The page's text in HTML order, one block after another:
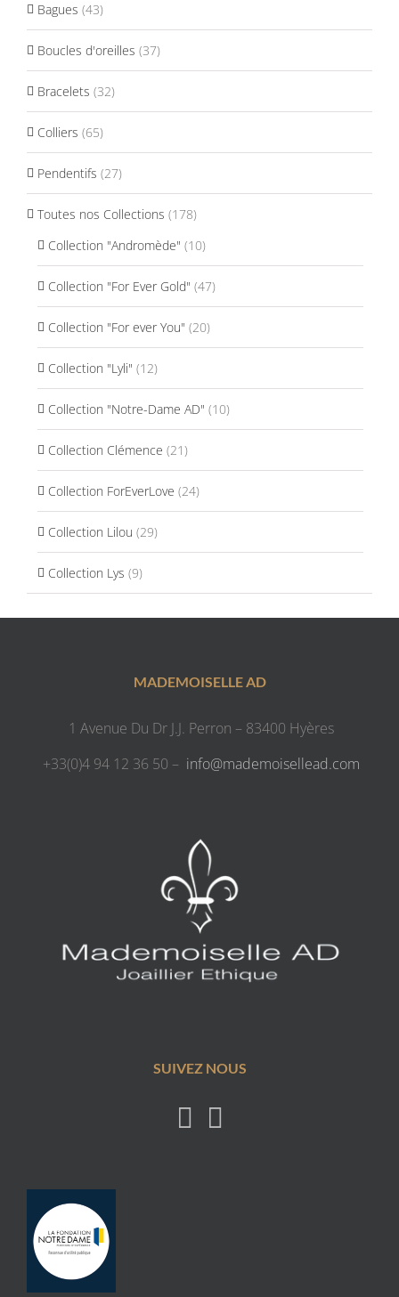
Bagues (43)
Boucles d'oreilles (37)
Bracelets (32)
Colliers (65)
Pendentifs (27)
Toutes nos Collections (178)
Collection "Andromède" (10)
Collection "For Ever Gold" (47)
Collection "For ever You" (20)
Collection "Lyli" (12)
Collection "Notre-Dame AD" (10)
Collection Clémence (21)
Collection ForEverLove (24)
Collection Lilou (29)
Collection Lys (9)
MADEMOISELLE AD
1 Avenue Du Dr J.J. Perron – 83400 Hyères
+33(0)4 94 12 36 50 – info@mademoisellead.com
SUIVEZ NOUS